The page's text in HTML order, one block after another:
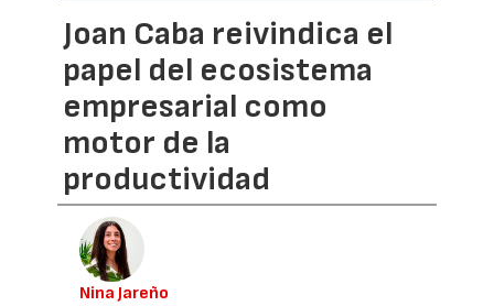
Joan Caba reivindica el
papel del ecosistema
empresarial como
motor de la
productividad
Nina Jareño